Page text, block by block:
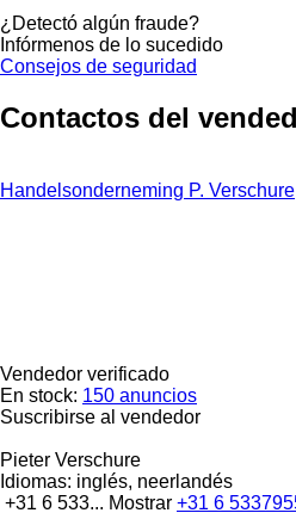
¿Detectó algún fraude?
Infórmenos de lo sucedido
Consejos de seguridad
Contactos del
Handelsonderneming P. Verschure
Vendedor verificado
En stock: 150 anuncios
Suscribirse al vendedor
Pieter Verschure
Idiomas: inglés, neerlandés
+31 6 533... Mostrar +31 6